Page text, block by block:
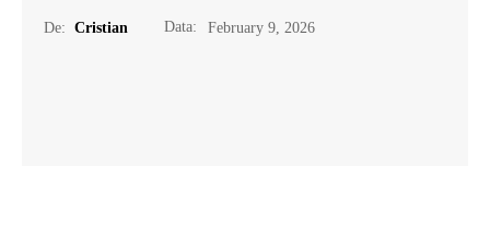
De: Cristian Data: February 9, 2026